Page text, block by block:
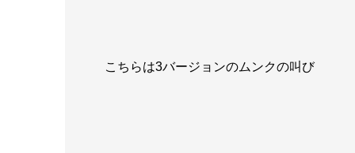
こちらは3バージョンのムンクの叫び